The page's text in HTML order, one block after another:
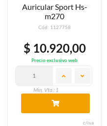
Auricular Sport Hs-
m270
Cód: 1127758
$ 10.920,00
Precio exclusivo web
Min. Vta.: 1
c/iva